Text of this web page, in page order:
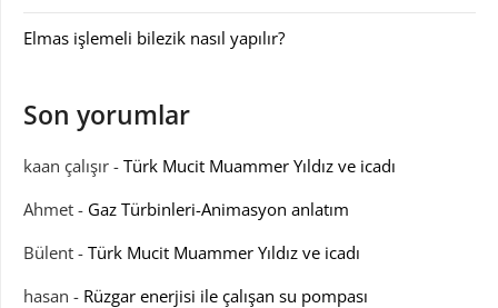
Elmas işlemeli bilezik nasıl yapılır?
Son yorumlar
kaan çalışır - Türk Mucit Muammer Yıldız ve icadı
Ahmet - Gaz Türbinleri-Animasyon anlatım
Bülent - Türk Mucit Muammer Yıldız ve icadı
hasan - Rüzgar enerjisi ile çalışan su pompası